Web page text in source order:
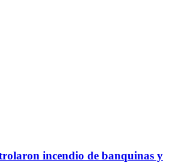
incendio de banquinas y